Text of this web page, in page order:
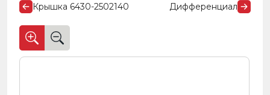
Крышка 6430-2502140 Дифференциал